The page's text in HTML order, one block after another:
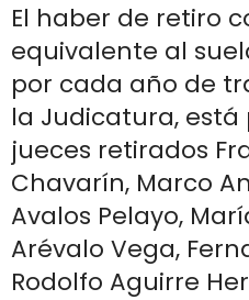
El haber de retiro
equivalente al
por cada año de
la Judicatura,
jueces retirados
Chavarín, Marco
Avalos Pelayo,
Arévalo Vega,
Rodolfo Aguirre